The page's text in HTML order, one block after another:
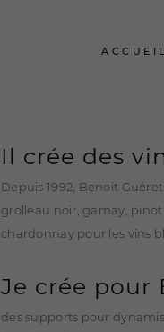
Il crée des
Depuis 1992, Benoit
grolleau noir, gamay,
chardonnay pour les vins
Je crée pour
des supports pour